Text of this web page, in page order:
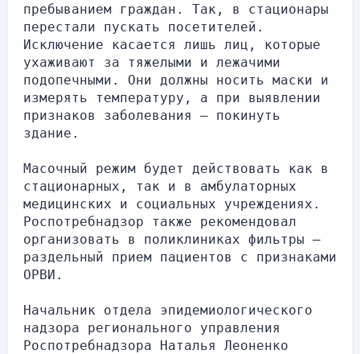
пребыванием граждан. Так, в стационары
перестали пускать посетителей.
Исключение касается лишь лиц, которые
ухаживают за тяжелыми и лежачими
подопечными. Они должны носить маски и
измерять температуру, а при выявлении
признаков заболевания — покинуть
здание.
Масочный режим будет действовать как в
стационарных, так и в амбулаторных
медицинских и социальных учреждениях.
Роспотребнадзор также рекомендовал
организовать в поликлиниках фильтры —
раздельный прием пациентов с признаками
ОРВИ.
Начальник отдела эпидемиологического
надзора регионального управления
Роспотребнадзора Наталья Леоненко